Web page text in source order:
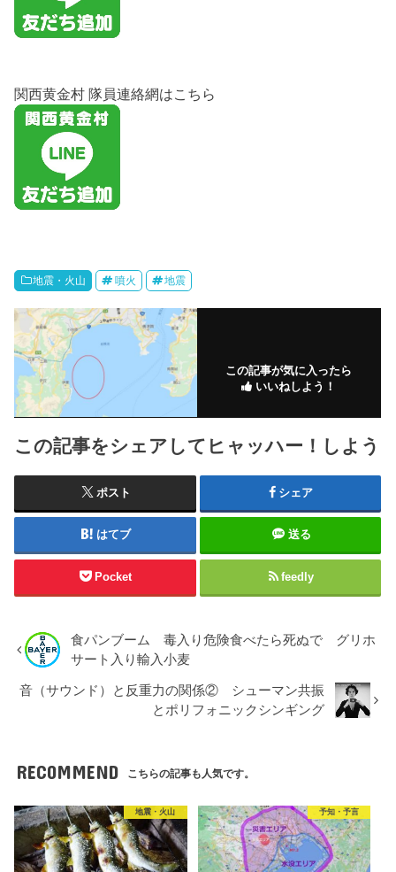
関西黄金村 隊員連絡網はこちら
地震・火山 噴火 地震
この記事が気に入ったら
いいねしよう！
この記事をシェアしてヒャッハー！しよう
ポスト シェア
はてブ 送る
Pocket feedly
食パンブーム 毒入り危険食べたら死ぬで グリホ
サート入り輸入小麦
音（サウンド）と反重力の関係② シューマン共振
とポリフォニックシンギング
RECOMMEND こちらの記事も人気です。
地震・火山 予知・予言